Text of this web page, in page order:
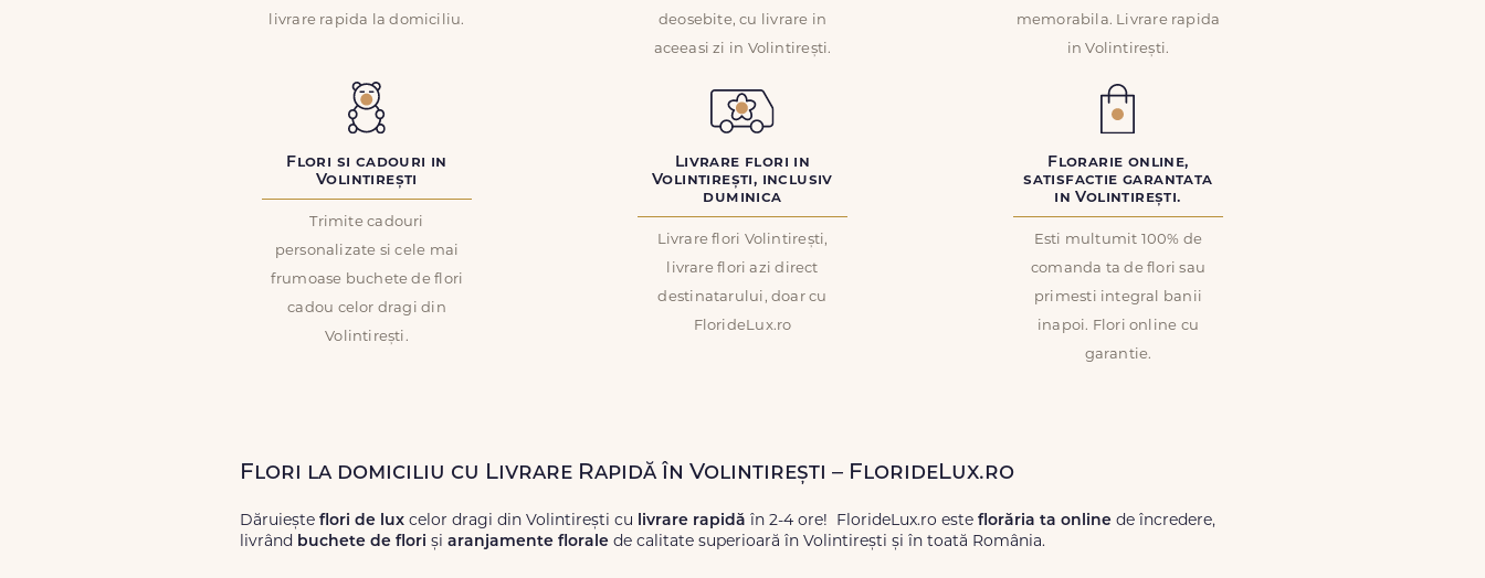
livrare rapida la domiciliu.
deosebite, cu livrare in
aceeasi zi in Volintirești.
memorabila. Livrare rapida
in Volintirești.
Flori si cadouri in
Volintirești
Trimite cadouri
personalizate si cele mai
frumoase buchete de flori
cadou celor dragi din
Volintirești.
Livrare flori in
Volintirești, inclusiv
duminica
Livrare flori Volintirești,
livrare flori azi direct
destinatarului, doar cu
FlorideLux.ro
Florarie online,
satisfactie garantata
in Volintirești.
Esti multumit 100% de
comanda ta de flori sau
primesti integral banii
inapoi. Flori online cu
garantie.
Flori la domiciliu cu Livrare Rapidă în Volintirești – FlorideLux.ro
Dăruiește flori de lux celor dragi din Volintirești cu livrare rapidă în 2-4 ore! FlorideLux.ro este florăria ta online de încredere,
livrând buchete de flori și aranjamente florale de calitate superioară în Volintirești și în toată România.